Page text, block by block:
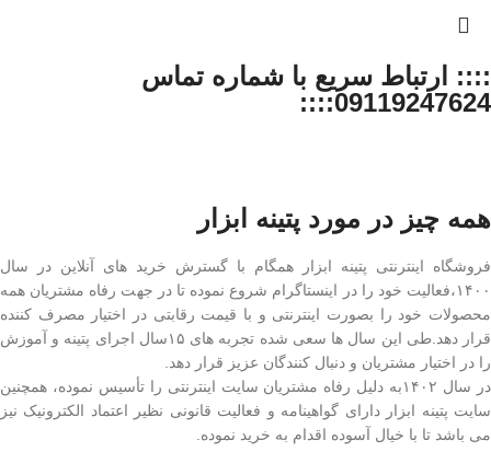
:::: ارتباط سریع با شماره تماس
09119247624::::
همه چیز در مورد پتینه ابزار
فروشگاه اینترنتی پتینه ابزار همگام با گسترش خرید های آنلاین در سال
۱۴۰۰،فعالیت خود را در اینستاگرام شروع نموده تا در جهت رفاه مشتریان همه
محصولات خود را بصورت اینترنتی و با قیمت رقابتی در اختیار مصرف کننده
قرار دهد.طی این سال ها سعی شده تجربه های ۱۵سال اجرای پتینه و آموزش
را در اختیار مشتریان و دنبال کنندگان عزیز قرار دهد.
در سال ۱۴۰۲به دلیل رفاه مشتریان سایت اینترنتی را تأسیس نموده، همچنین
سایت پتینه ابزار دارای گواهینامه و فعالیت قانونی نظیر اعتماد الکترونیک نیز
می باشد تا با خیال آسوده اقدام به خرید نموده.